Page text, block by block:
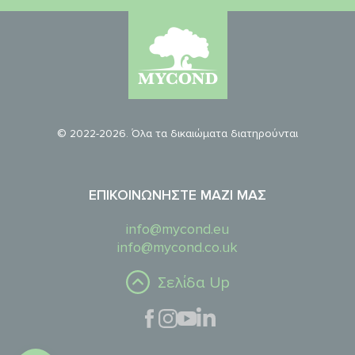
© 2022-2026. Όλα τα δικαιώματα διατηρούνται
ΕΠΙΚΟΙΝΩΝΉΣΤΕ ΜΑΖΊ ΜΑΣ
info@mycond.eu
info@mycond.co.uk
Σελίδα Up